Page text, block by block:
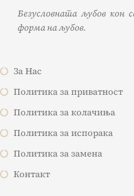
Безусловната љубов кон
форма на љубов.
За Нас
Политика за приватност
Политика за колачиња
Политика за испорака
Политика за замена
Контакт